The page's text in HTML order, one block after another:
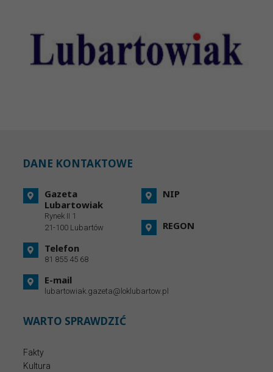
DANE KONTAKTOWE
Gazeta
Lubartowiak
Rynek II 1
21-100 Lubartów
Telefon
81 855 45 68
E-mail
lubartowiak.gazeta@loklubartow.pl
NIP
REGON
WARTO SPRAWDZIĆ
Fakty
Kultura